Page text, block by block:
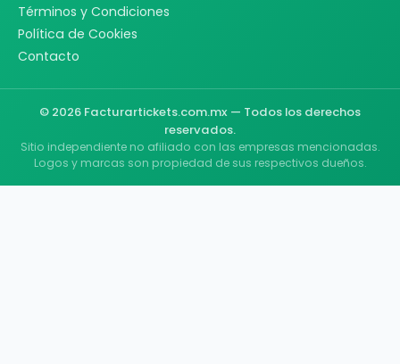
Términos y Condiciones
Política de Cookies
Contacto
© 2026 Facturartickets.com.mx — Todos los derechos
reservados.
Sitio independiente no afiliado con las empresas mencionadas.
Logos y marcas son propiedad de sus respectivos dueños.